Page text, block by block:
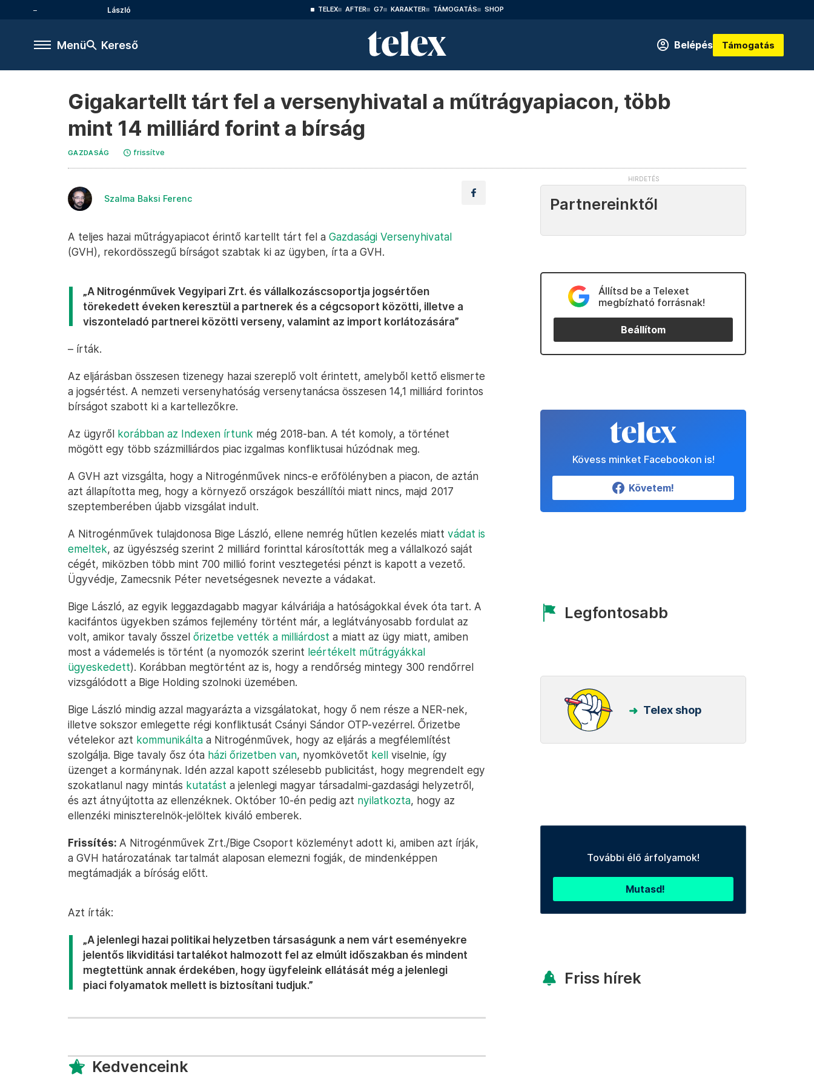
László TELEX AFTER G7 KARAKTER TÁMOGATÁS SHOP
Menü Kereső Belépés Támogatás
Gigakartellt tárt fel a versenyhivatal a műtrágyapiacon, több
mint 14 milliárd forint a bírság
GAZDASÁG frissítve
Szalma Baksi Ferenc
A teljes hazai műtrágyapiacot érintő kartellt tárt fel a Gazdasági Versenyhivatal
(GVH), rekordösszegű bírságot szabtak ki az ügyben, írta a GVH.
„A Nitrogénművek Vegyipari Zrt. és vállalkozáscsoportja jogsértően
törekedett éveken keresztül a partnerek és a cégcsoport közötti, illetve a
viszonteladó partnerei közötti verseny, valamint az import korlátozására”
– írták.
Az eljárásban összesen tizenegy hazai szereplő volt érintett, amelyből kettő elismerte
a jogsértést. A nemzeti versenyhatóság versenytanácsa összesen 14,1 milliárd forintos
bírságot szabott ki a kartellezőkre.
Az ügyről korábban az Indexen írtunk még 2018-ban. A tét komoly, a történet
mögött egy több százmilliárdos piac izgalmas konfliktusai húzódnak meg.
A GVH azt vizsgálta, hogy a Nitrogénművek nincs-e erőfölényben a piacon, de aztán
azt állapította meg, hogy a környező országok beszállítói miatt nincs, majd 2017
szeptemberében újabb vizsgálat indult.
A Nitrogénművek tulajdonosa Bige László, ellene nemrég hűtlen kezelés miatt vádat is
emeltek, az ügyészség szerint 2 milliárd forinttal károsították meg a vállalkozó saját
cégét, miközben több mint 700 millió forint vesztegetési pénzt is kapott a vezető.
Ügyvédje, Zamecsnik Péter nevetségesnek nevezte a vádakat.
Bige László, az egyik leggazdagabb magyar kálváriája a hatóságokkal évek óta tart. A
kacifántos ügyekben számos fejlemény történt már, a leglátványosabb fordulat az
volt, amikor tavaly ősszel őrizetbe vették a milliárdost a miatt az ügy miatt, amiben
most a vádemelés is történt (a nyomozók szerint leértékelt műtrágyákkal
ügyeskedett). Korábban megtörtént az is, hogy a rendőrség mintegy 300 rendőrrel
vizsgálódott a Bige Holding szolnoki üzemében.
Bige László mindig azzal magyarázta a vizsgálatokat, hogy ő nem része a NER-nek,
illetve sokszor emlegette régi konfliktusát Csányi Sándor OTP-vezérrel. Őrizetbe
vételekor azt kommunikálta a Nitrogénművek, hogy az eljárás a megfélemlítést
szolgálja. Bige tavaly ősz óta házi őrizetben van, nyomkövetőt kell viselnie, így
üzenget a kormánynak. Idén azzal kapott szélesebb publicitást, hogy megrendelt egy
szokatlanul nagy mintás kutatást a jelenlegi magyar társadalmi-gazdasági helyzetről,
és azt átnyújtotta az ellenzéknek. Október 10-én pedig azt nyilatkozta, hogy az
ellenzéki miniszterelnök-jelöltek kiváló emberek.
Frissítés: A Nitrogénművek Zrt./Bige Csoport közleményt adott ki, amiben azt írják,
a GVH határozatának tartalmát alaposan elemezni fogják, de mindenképpen
megtámadják a bíróság előtt.
Azt írták:
„A jelenlegi hazai politikai helyzetben társaságunk a nem várt eseményekre
jelentős likviditási tartalékot halmozott fel az elmúlt időszakban és mindent
megtettünk annak érdekében, hogy ügyfeleink ellátását még a jelenlegi
piaci folyamatok mellett is biztosítani tudjuk.”
Kedvenceink
Partnereinktől
Állítsd be a Telexet
megbízható forrásnak!
Beállítom
Kövess minket Facebookon is!
Követem!
Legfontosabb
Telex shop
További élő árfolyamok!
Mutasd!
Friss hírek